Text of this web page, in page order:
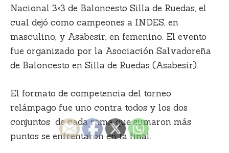
Nacional 3×3 de Baloncesto Silla de Ruedas, el
cual dejó como campeones a INDES, en
masculino, y Asabesir, en femenino. El evento
fue organizado por la Asociación Salvadoreña
de Baloncesto en Silla de Ruedas (Asabesir).
El formato de competencia del torneo
relámpago fue uno contra todos y los dos
conjuntos de cada rama que sumaron más
puntos se enfrentaron en la final.